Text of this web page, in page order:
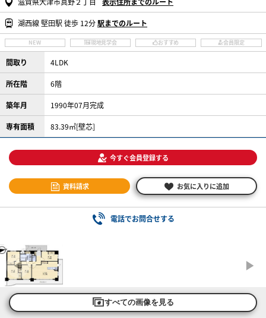
湖西線 堅田駅 徒歩 12分駅までのルート
NEW 現地見学会 おすすめ 会員限定
間取り 4LDK
所在階 6階
築年月 1990年07月完成
専有面積 83.39㎡[壁芯]
今すぐ会員登録する
資料請求 お気に入りに追加
電話でお問合せする
すべての画像を見る